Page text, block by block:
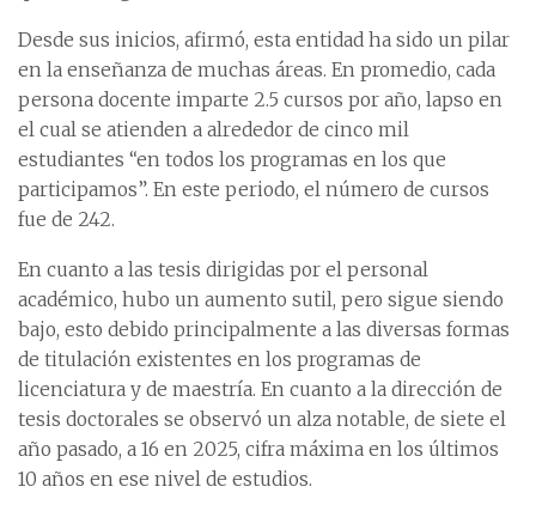
Desde sus inicios, afirmó, esta entidad ha sido un pilar
en la enseñanza de muchas áreas. En promedio, cada
persona docente imparte 2.5 cursos por año, lapso en
el cual se atienden a alrededor de cinco mil
estudiantes “en todos los programas en los que
participamos”. En este periodo, el número de cursos
fue de 242.
En cuanto a las tesis dirigidas por el personal
académico, hubo un aumento sutil, pero sigue siendo
bajo, esto debido principalmente a las diversas formas
de titulación existentes en los programas de
licenciatura y de maestría. En cuanto a la dirección de
tesis doctorales se observó un alza notable, de siete el
año pasado, a 16 en 2025, cifra máxima en los últimos
10 años en ese nivel de estudios.